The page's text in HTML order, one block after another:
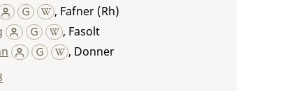
, Fafner (Rh)
, Fasolt
, Donner